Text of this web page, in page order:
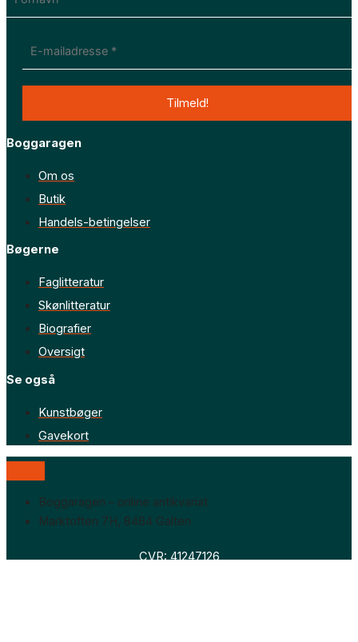
Boggaragen
Om os
Butik
Handels-betingelser
Bøgerne
Faglitteratur
Skønlitteratur
Biografier
Oversigt
Se også
Kunstbøger
Gavekort
Boggaragen – online antikvariat
Marktoften 7H, 8464 Galten
CVR: 41247126